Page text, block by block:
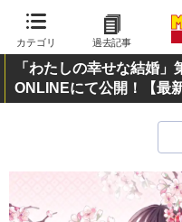
カテゴリ 過去記事
「わたしの幸せな結婚
ONLINEにて公開！【最新